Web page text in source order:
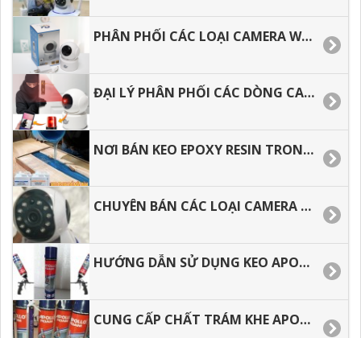
PHÂN PHỐI CÁC LOẠI CAMERA WIFI AN NINH XOAY 360 ĐỘ GIÁ RẺ.
ĐẠI LÝ PHÂN PHỐI CÁC DÒNG CAMERA WIFI GIÁ RẺ TẠI TP.HCM­­
NƠI BÁN KEO EPOXY RESIN TRONG SUỐT LÀM ĐỒ HANDMADE
CHUYÊN BÁN CÁC LOẠI CAMERA WIFI AN NINH TRONG NHÀ GIÁ RẺ.
HƯỚNG DẪN SỬ DỤNG KEO APOLLO FOAM ĐÚNG CÁCH, TIẾT KIỆM.
CUNG CẤP CHẤT TRÁM KHE APOLLO FOAM GIÁ RẺ, GIAO HÀNG NHANH